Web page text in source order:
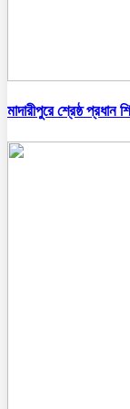
মাদারীপুরে শ্রেষ্ঠ প্রধান